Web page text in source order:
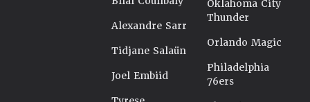
Alexandre Sarr
Tidjane Salaün
Joel Embiid
Oklahoma City
Thunder
Orlando Magic
Philadelphia
76ers